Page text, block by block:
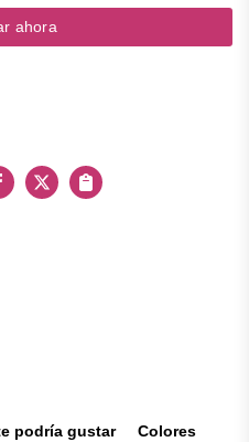
ahora
X
Copiar
podría gustar Colores